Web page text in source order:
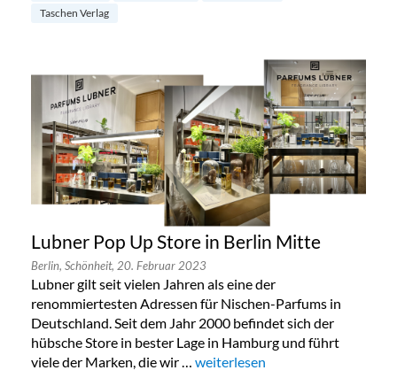
Taschen Verlag
Lubner Pop Up Store in Berlin Mitte
Berlin, Schönheit, 20. Februar 2023
Lubner gilt seit vielen Jahren als eine der
renommiertesten Adressen für Nischen-Parfums in
Deutschland. Seit dem Jahr 2000 befindet sich der
hübsche Store in bester Lage in Hamburg und führt
viele der Marken, die wir … „Lubner Pop Up Store in Berlin
weiterlesen